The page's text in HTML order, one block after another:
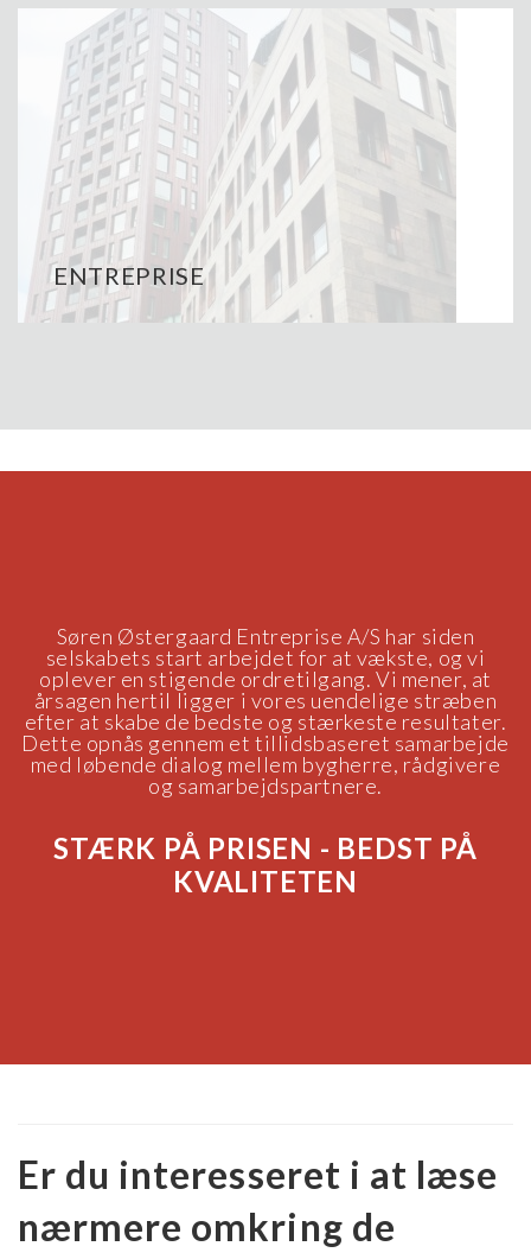
ENTREPRISE
Søren Østergaard Entreprise A/S har siden
selskabets start arbejdet for at vækste, og vi
oplever en stigende ordretilgang. Vi mener, at
årsagen hertil ligger i vores uendelige stræben
efter at skabe de bedste og stærkeste resultater.
Dette opnås gennem et tillidsbaseret samarbejde
med løbende dialog mellem bygherre, rådgivere
og samarbejdspartnere.
STÆRK PÅ PRISEN - BEDST PÅ
KVALITETEN
Er du interesseret i at læse
nærmere omkring de